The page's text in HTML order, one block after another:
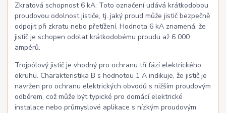
Zkratová schopnost 6 kA: Toto označení udává krátkodobou
proudovou odolnost jističe, tj. jaký proud může jistič bezpečně
odpojit při zkratu nebo přetížení. Hodnota 6 kA znamená, že
jistič je schopen odolat krátkodobému proudu až 6 000
ampérů.
Trojpólový jistič je vhodný pro ochranu tří fází elektrického
okruhu. Charakteristika B s hodnotou 1 A indikuje, že jistič je
navržen pro ochranu elektrických obvodů s nižším proudovým
odběrem, což může být typické pro domácí elektrické
instalace nebo průmyslové aplikace s nízkým proudovým